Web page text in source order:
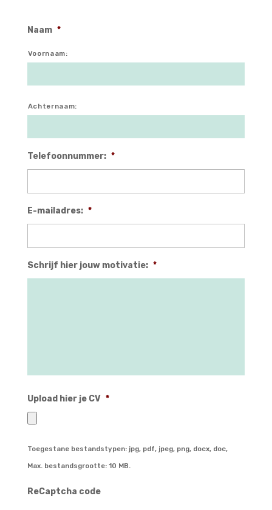
Naam *
Voornaam:
Achternaam:
Telefoonnummer: *
E-mailadres: *
Schrijf hier jouw motivatie: *
Upload hier je CV *
Toegestane bestandstypen: jpg, pdf, jpeg, png, docx, doc,
Max. bestandsgrootte: 10 MB.
ReCaptcha code